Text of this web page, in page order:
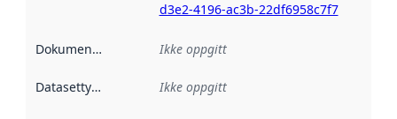
d3e2-4196-ac3b-22df6958c7f7
Dokumentasjon Ikke oppgitt
Datasettype Ikke oppgitt